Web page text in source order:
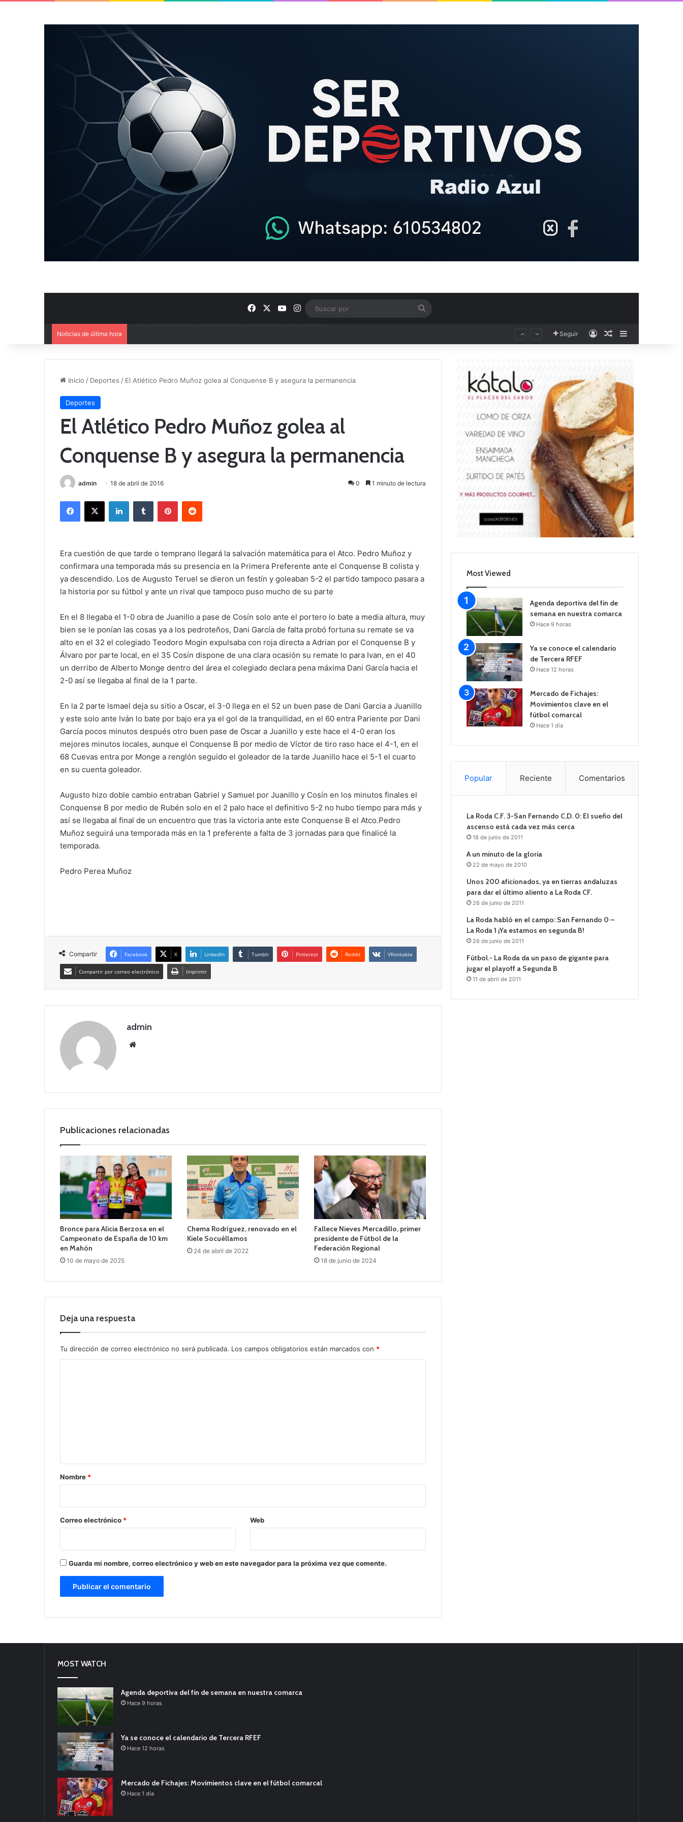
FacebookYouTube
Instagram
Noticias de última hora Seguir AccesoPublicación al
Inicio / Deportes / El Atlético Pedro Muñoz golea al Conquense B y asegura la permanencia
Deportes
El Atlético Pedro Muñoz golea al
Conquense B y asegura la permanencia
admin 18 de abril de 2016 0 1 minuto de lectura
Era cuestión de que tarde o temprano llegará la salvación matemática para el Atco. Pedro Muñoz y
confirmara una temporada más su presencia en la Primera Preferente ante el Conquense B colista y
ya descendido. Los de Augusto Teruel se dieron un festín y goleaban 5-2 el partido tampoco pasara a
la historia por su fútbol y ante un rival que tampoco puso mucho de su parte
En el 8 llegaba el 1-0 obra de Juanillo a pase de Cosín solo ante el portero lo bate a media altura, muy
bien se le ponían las cosas ya a los pedroteños, Dani García de falta probó fortuna su remate se va
alto en el 32 el colegiado Teodoro Mogin expulsaba con roja directa a Adrian por el Conquense B y
Álvaro por parte local, en el 35 Cosín dispone de una clara ocasión su remate lo para Ivan, en el 40
un derribo de Alberto Monge dentro del área el colegiado declara pena máxima Dani García hacia el
2-0 así se llegaba al final de la 1 parte.
En la 2 parte Ismael deja su sitio a Oscar, el 3-0 llega en el 52 un buen pase de Dani Garcia a Juanillo
y este solo ante Iván lo bate por bajo era ya el gol de la tranquilidad, en el 60 entra Pariente por Dani
García pocos minutos después otro buen pase de Oscar a Juanillo y este hace el 4-0 eran los
mejores minutos locales, aunque el Conquense B por medio de Víctor de tiro raso hace el 4-1, en el
68 Cuevas entra por Monge a renglón seguido el goleador de la tarde Juanillo hace el 5-1 el cuarto
en su cuenta goleador.
Augusto hizo doble cambio entraban Gabriel y Samuel por Juanillo y Cosín en los minutos finales el
Conquense B por medio de Rubén solo en el 2 palo hace el definitivo 5-2 no hubo tiempo para más y
así se llegaba al final de un encuentro que tras la victoria ante este Conquense B el Atco.Pedro
Muñoz seguirá una temporada más en la 1 preferente a falta de 3 jornadas para que finalicé la
temporada.
Pedro Perea Muñoz
Compartir Facebook X LinkedIn Tumblr Pinterest Reddit VKontakte
Compartir por correo electrónico Imprimir
admin
Publicaciones relacionadas
Bronce para Alicia Berzosa en el
Campeonato de España de 10 km
en Mahón
10 de mayo de 2025
Chema Rodríguez, renovado en el
Kiele Socuéllamos
24 de abril de 2022
Fallece Nieves Mercadillo, primer
presidente de Fútbol de la
Federación Regional
18 de junio de 2024
Deja una respuesta
Tu dirección de correo electrónico no será publicada. Los campos obligatorios están marcados con *
r
*
Nombre *
Correo electrónico * Web
Guarda mi nombre, correo electrónico y web en este navegador para la próxima vez que comente.
Most Viewed
Agenda deportiva del fin de
semana en nuestra comarca
Hace 9 horas
Ya se conoce el calendario
de Tercera RFEF
Hace 12 horas
Mercado de Fichajes:
Movimientos clave en el
fútbol comarcal
Hace 1 día
Popular Reciente Comentarios
La Roda C.F. 3-San Fernando C.D. 0: El sueño del
ascenso está cada vez más cerca
18 de junio de 2011
A un minuto de la gloria
22 de mayo de 2010
Unos 200 aficionados, ya en tierras andaluzas
para dar el último aliento a La Roda CF.
26 de junio de 2011
La Roda habló en el campo: San Fernando 0 –
La Roda 1 ¡Ya estamos en segunda B!
26 de junio de 2011
Fútbol.- La Roda da un paso de gigante para
jugar el playoff a Segunda B
11 de abril de 2011
MOST WATCH
Agenda deportiva del fin de semana en nuestra comarca
Hace 9 horas
Ya se conoce el calendario de Tercera RFEF
Hace 12 horas
Mercado de Fichajes: Movimientos clave en el fútbol comarcal
Hace 1 día